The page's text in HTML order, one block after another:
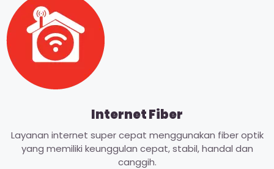
Internet Fiber
Layanan internet super cepat menggunakan fiber optik
yang memiliki keunggulan cepat, stabil, handal dan
canggih.